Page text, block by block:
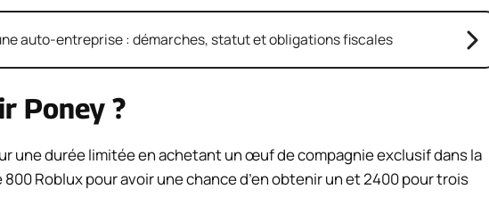
auto-entreprise : démarches, statut et obligations fiscales
Poney ?
une durée limitée en achetant un œuf de compagnie exclusif dans la
Roblux pour avoir une chance d’en obtenir un et 2400 pour trois